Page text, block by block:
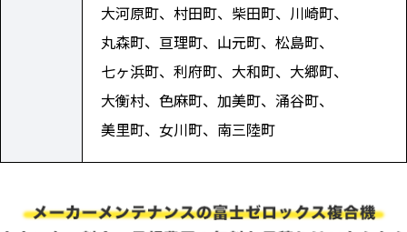
大河原町、村田町、柴田町、川崎町、
丸森町、亘理町、山元町、松島町、
七ヶ浜町、利府町、大和町、大郷町、
大衡村、色麻町、加美町、涌谷町、
美里町、女川町、南三陸町